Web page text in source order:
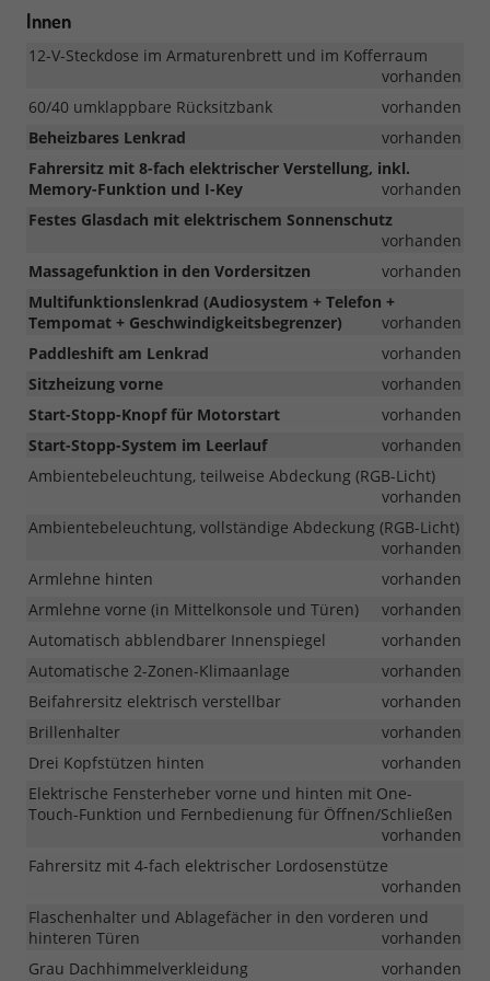
Innen
12-V-Steckdose im Armaturenbrett und im Kofferraum
vorhanden
60/40 umklappbare Rücksitzbank
vorhanden
Beheizbares Lenkrad
vorhanden
Fahrersitz mit 8-fach elektrischer Verstellung, inkl.
Memory-Funktion und I-Key
vorhanden
Festes Glasdach mit elektrischem Sonnenschutz
vorhanden
Massagefunktion in den Vordersitzen
vorhanden
Multifunktionslenkrad (Audiosystem + Telefon +
Tempomat + Geschwindigkeitsbegrenzer)
vorhanden
Paddleshift am Lenkrad
vorhanden
Sitzheizung vorne
vorhanden
Start-Stopp-Knopf für Motorstart
vorhanden
Start-Stopp-System im Leerlauf
vorhanden
Ambientebeleuchtung, teilweise Abdeckung (RGB-Licht)
vorhanden
Ambientebeleuchtung, vollständige Abdeckung (RGB-Licht)
vorhanden
Armlehne hinten
vorhanden
Armlehne vorne (in Mittelkonsole und Türen)
vorhanden
Automatisch abblendbarer Innenspiegel
vorhanden
Automatische 2-Zonen-Klimaanlage
vorhanden
Beifahrersitz elektrisch verstellbar
vorhanden
Brillenhalter
vorhanden
Drei Kopfstützen hinten
vorhanden
Elektrische Fensterheber vorne und hinten mit One-
Touch-Funktion und Fernbedienung für Öffnen/Schließen
vorhanden
Fahrersitz mit 4-fach elektrischer Lordosenstütze
vorhanden
Flaschenhalter und Ablagefächer in den vorderen und
hinteren Türen
vorhanden
Grau Dachhimmelverkleidung
vorhanden